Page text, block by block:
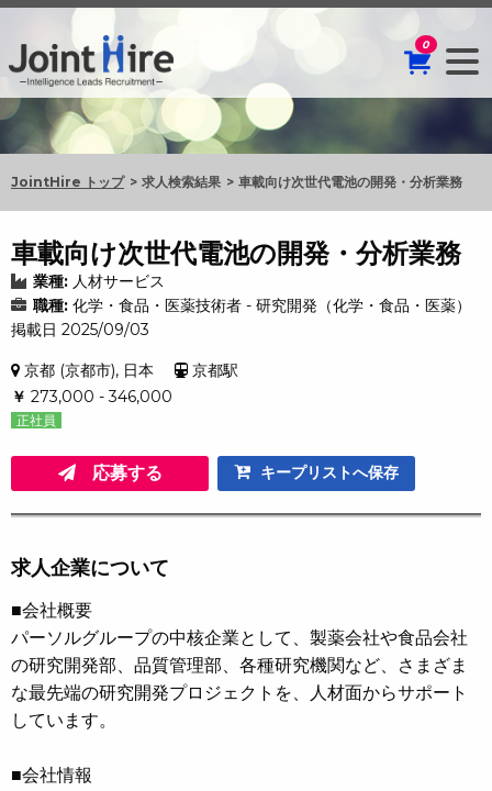
0
JointHire トップ 求人検索結果 車載向け次世代電池の開発・分析業務
車載向け次世代電池の開発・分析業務
業種: 人材サービス
職種: 化学・食品・医薬技術者 - 研究開発（化学・食品・医薬）
掲載日 2025/09/03
京都 (京都市), 日本
京都駅
￥ 273,000 - 346,000
正社員
応募する キープリストへ保存
求人企業について
■会社概要
パーソルグループの中核企業として、製薬会社や食品会社
の研究開発部、品質管理部、各種研究機関など、さまざま
な最先端の研究開発プロジェクトを、人材面からサポート
しています。
■会社情報